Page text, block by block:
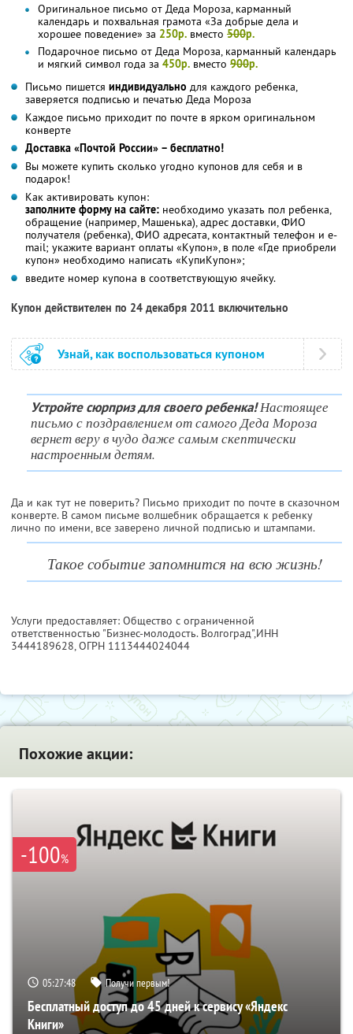
Оригинальное письмо от Деда Мороза, карманный
календарь и похвальная грамота «За добрые дела и
хорошее поведение» за 250р. вместо 500р.
Подарочное письмо от Деда Мороза, карманный календарь
и мягкий символ года за 450р. вместо 900р.
Письмо пишется индивидуально для каждого ребенка,
заверяется подписью и печатью Деда Мороза
Каждое письмо приходит по почте в ярком оригинальном
конверте
Доставка «Почтой России» – бесплатно!
Вы можете купить сколько угодно купонов для себя и в
подарок!
Как активировать купон:
заполните форму на сайте: необходимо указать пол ребенка,
обращение (например, Машенька), адрес доставки, ФИО
получателя (ребенка), ФИО адресата, контактный телефон и e-
mail; укажите вариант оплаты «Купон», в поле «Где приобрели
купон» необходимо написать «КупиКупон»;
введите номер купона в соответствующую ячейку.
Купон действителен по 24 декабря 2011 включительно
Узнай, как воспользоваться купоном
Устройте сюрприз для своего ребенка!Настоящее
письмо с поздравлением от самого Деда Мороза
вернет веру в чудо даже самым скептически
настроенным детям.
Да и как тут не поверить? Письмо приходит по почте в сказочном
конверте. В самом письме волшебник обращается к ребенку
лично по имени, все заверено личной подписью и штампами.
Такое событие запомнится на всю жизнь!
Услуги предоставляет: Общество с ограниченной
ответственностью "Бизнес-молодость. Волгоград",ИНН
3444189628, ОГРН 1113444024044
Похожие акции:
-100%
05:27:47 Получи первым!
Бесплатный доступ до 45 дней к сервису «Яндекс
Книги»